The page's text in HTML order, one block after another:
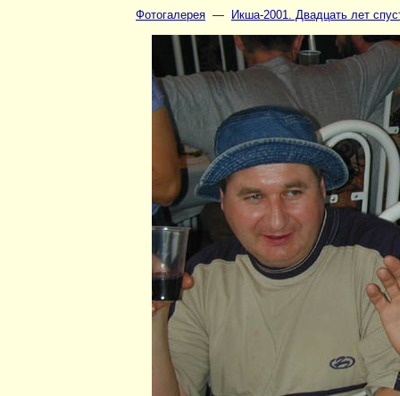
Фотогалерея — Икша-2001. Двадцать лет